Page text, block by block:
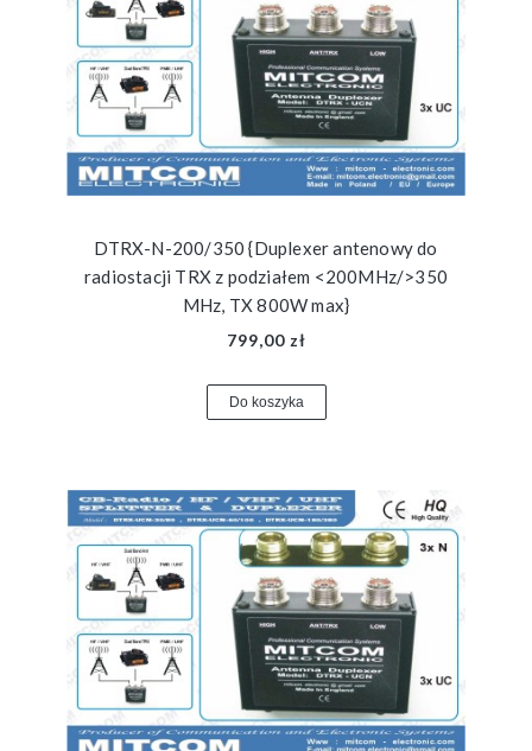
DTRX-N-200/350 {Duplexer antenowy do
radiostacji TRX z podziałem <200MHz/>350
MHz, TX 800W max}
799,00 zł
Do koszyka